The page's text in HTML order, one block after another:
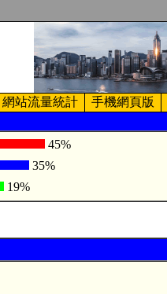
網站流量統計 手機網頁版
45%
35%
19%